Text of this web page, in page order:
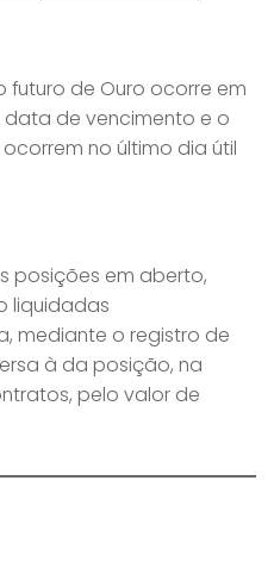
de Ouro ocorre em
de vencimento e o
no último dia útil
posições em aberto,
liquidadas
mediante o registro de
à da posição, na
pelo valor de